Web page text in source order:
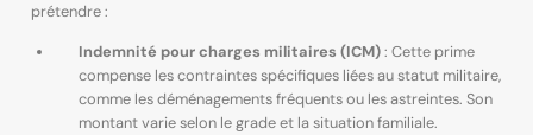
prétendre :
Indemnité pour charges militaires (ICM): Cette prime
compense les contraintes spécifiques liées au statut militaire,
comme les déménagements fréquents ou les astreintes. Son
montant varie selon le grade et la situation familiale.